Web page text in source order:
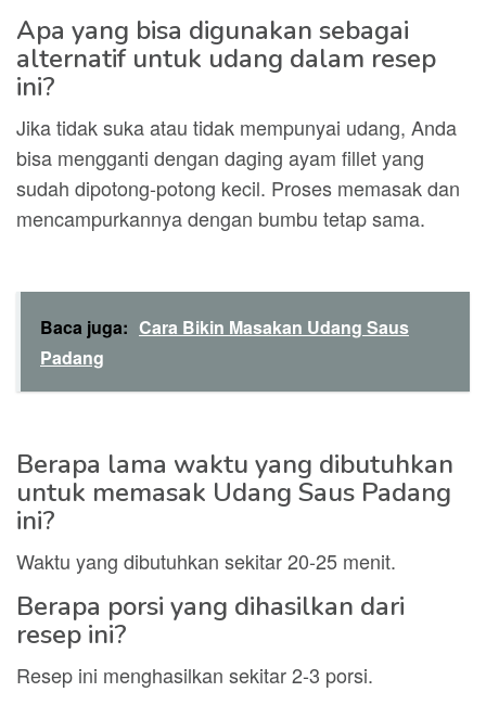
Apa yang bisa digunakan sebagai
alternatif untuk udang dalam resep
ini?
Jika tidak suka atau tidak mempunyai udang, Anda
bisa mengganti dengan daging ayam fillet yang
sudah dipotong-potong kecil. Proses memasak dan
mencampurkannya dengan bumbu tetap sama.
Baca juga: Cara Bikin Masakan Udang Saus
Padang
Berapa lama waktu yang dibutuhkan
untuk memasak Udang Saus Padang
ini?
Waktu yang dibutuhkan sekitar 20-25 menit.
Berapa porsi yang dihasilkan dari
resep ini?
Resep ini menghasilkan sekitar 2-3 porsi.